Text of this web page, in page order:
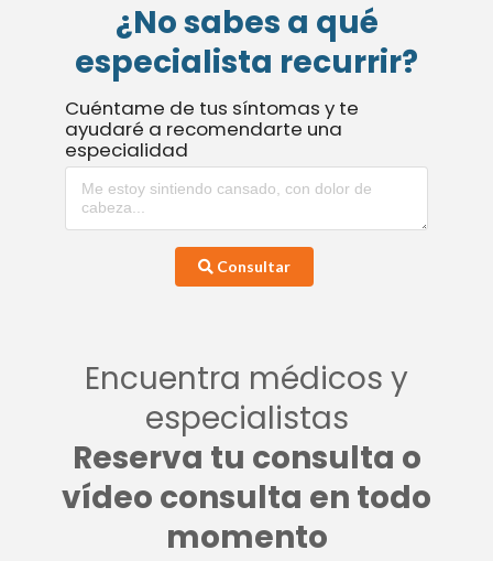
¿No sabes a qué
especialista recurrir?
Cuéntame de tus síntomas y te
ayudaré a recomendarte una
especialidad
Consultar
Encuentra médicos y
especialistas
Reserva tu consulta o
vídeo consulta en todo
momento